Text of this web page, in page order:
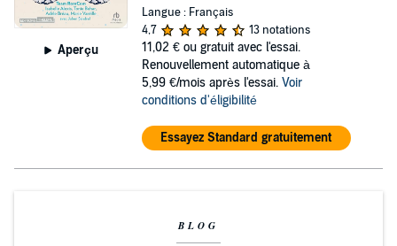
2026) Elle est aussi l'auteure de la pièce :
"REDOUTABLES " jouée à Avignon avec Sylvie
Audcoeur, Ariane Seguillon et Juliette Meyniac. La pièce
est jouée à La Scène Parisienne et au théâtre de Passy à
partir de juillet 2026. En Mai 2026, elle publie "On ne
me tuera pas deux fois" Un thriller psychologique aux
Aperçu
Langue : Français
4,7
13 notations
11,02 € ou gratuit avec l'essai.
Renouvellement automatique à
5,99 €/mois après l'essai. Voir
conditions d'éligibilité
Essayez Standard gratuitement
BLOG